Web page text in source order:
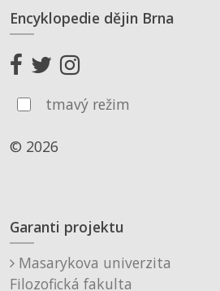
Encyklopedie dějin Brna
tmavý režim
© 2026
Garanti projektu
Masarykova univerzita
Filozofická fakulta